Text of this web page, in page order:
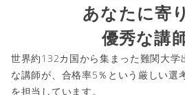
あなたに寄
優秀な講
世界約132カ国から集まった難関大学
な講師が、合格率5％という厳しい選
を担当しています。